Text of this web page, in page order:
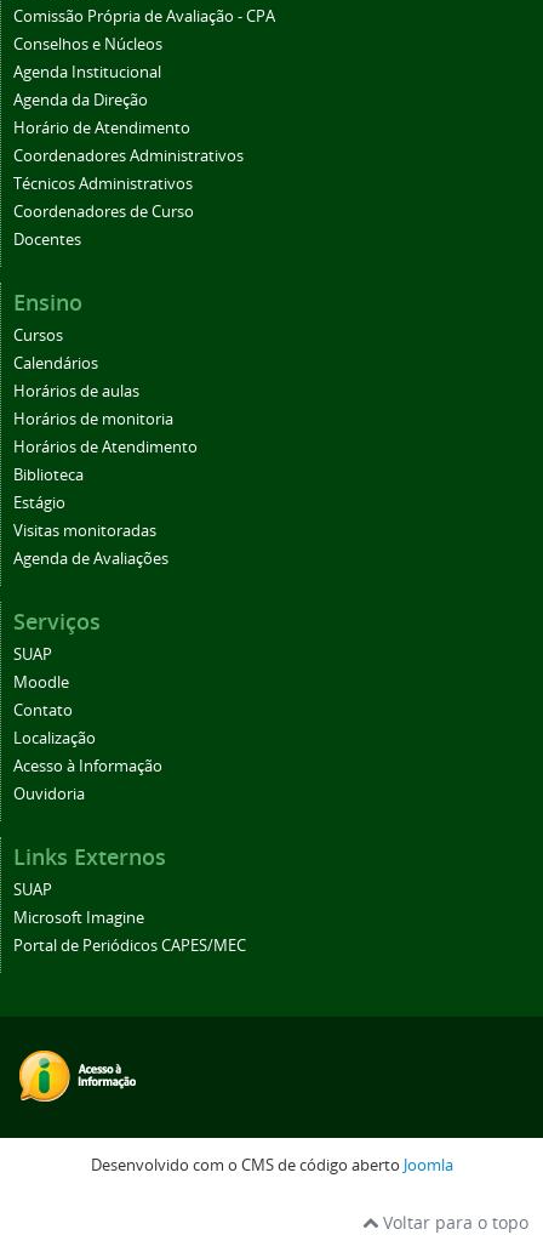
Comissão Própria de Avaliação - CPA
Conselhos e Núcleos
Agenda Institucional
Agenda da Direção
Horário de Atendimento
Coordenadores Administrativos
Técnicos Administrativos
Coordenadores de Curso
Docentes
Ensino
Cursos
Calendários
Horários de aulas
Horários de monitoria
Horários de Atendimento
Biblioteca
Estágio
Visitas monitoradas
Agenda de Avaliações
Serviços
SUAP
Moodle
Contato
Localização
Acesso à Informação
Ouvidoria
Links Externos
SUAP
Microsoft Imagine
Portal de Periódicos CAPES/MEC
Desenvolvido com o CMS de código aberto Joomla
Voltar para o topo